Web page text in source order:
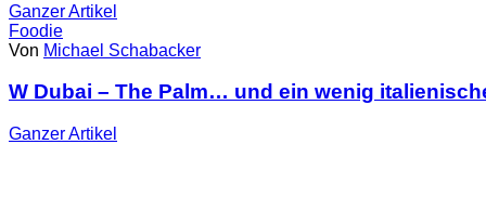
GanzerArtikel
Foodie
Von Michael Schabacker
W Dubai – The Palm… und ein wenig
GanzerArtikel